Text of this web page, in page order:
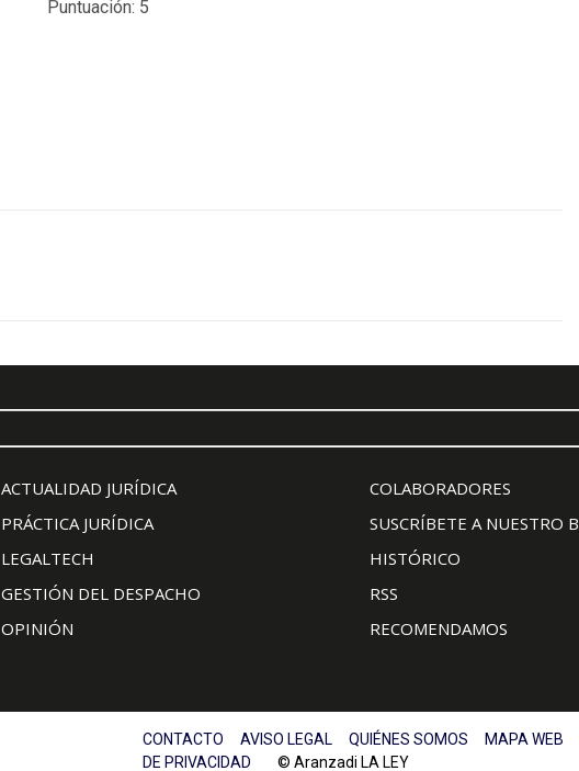
Puntuación: 5
ACTUALIDAD JURÍDICA
PRÁCTICA JURÍDICA
LEGALTECH
GESTIÓN DEL DESPACHO
OPINIÓN
COLABORADORES
SUSCRÍBETE A NUESTRO
HISTÓRICO
RSS
RECOMENDAMOS
CONTACTO AVISO LEGAL QUIÉNES SOMOS MAPA WEB
DE PRIVACIDAD © Aranzadi LA LEY